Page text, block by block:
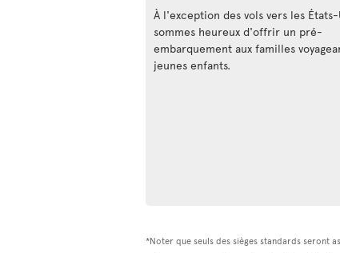
À l'exception des vols vers les États-
sommes heureux d'offrir un pré-
embarquement aux familles
jeunes enfants.
*Noter que seuls des sièges standards seront